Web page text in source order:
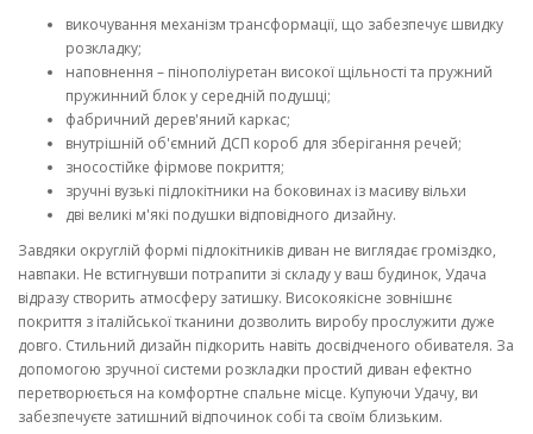
викочування механізм трансформації, що забезпечує швидку
розкладку;
наповнення – пінополіуретан високої щільності та пружний
пружинний блок у середній подушці;
фабричний дерев'яний каркас;
внутрішній об'ємний ДСП короб для зберігання речей;
зносостійке фірмове покриття;
зручні вузькі підлокітники на боковинах із масиву вільхи
дві великі м'які подушки відповідного дизайну.
Завдяки округлій формі підлокітників диван не виглядає громіздко,
навпаки. Не встигнувши потрапити зі складу у ваш будинок, Удача
відразу створить атмосферу затишку. Високоякісне зовнішнє
покриття з італійської тканини дозволить виробу прослужити дуже
довго. Стильний дизайн підкорить навіть досвідченого обивателя. За
допомогою зручної системи розкладки простий диван ефектно
перетворюється на комфортне спальне місце. Купуючи Удачу, ви
забезпечуєте затишний відпочинок собі та своїм близьким.